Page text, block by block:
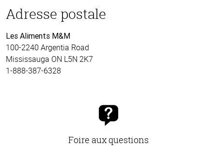
Adresse postale
Les Aliments M&M
100-2240 Argentia Road
Mississauga ON L5N 2K7
1-888-387-6328
Foire aux questions